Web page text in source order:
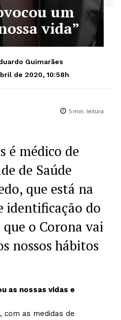
um
vida”
Guimarães
de 2020, 10:58h
5 min. leitura
é médico de
de Saúde
que está na
identificação do
o Corona vai
nossos hábitos
as nossas vidas e
com as medidas de